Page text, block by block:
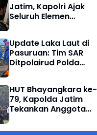
Jatim, Kapolri Ajak
Seluruh Elemen
Program Presiden
Update Laka Laut di
Pasuruan: Tim SAR
Ditpolairud Polda
Korban Meninggal di
Perairan Lekok
HUT Bhayangkara ke-
79, Kapolda Jatim
Tekankan Anggota
Profesional Polri